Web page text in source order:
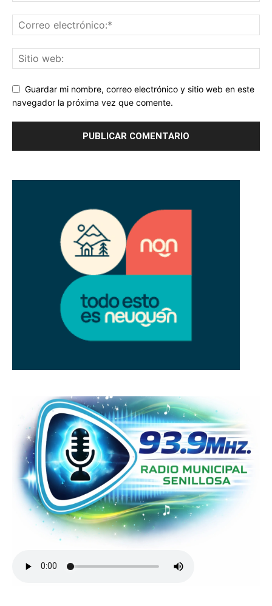
Guardar mi nombre, correo electrónico y sitio web en este
navegador la próxima vez que comente.